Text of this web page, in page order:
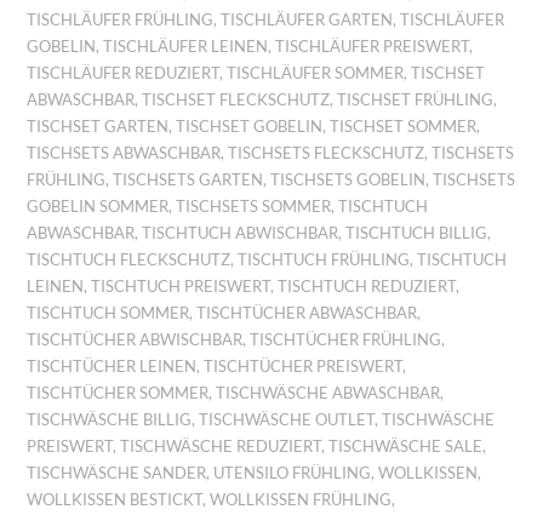
TISCHLÄUFER FRÜHLING,TISCHLÄUFER GARTEN ,TISCHLÄUFER
GOBELIN ,TISCHLÄUFER LEINEN ,TISCHLÄUFER PREISWERT,
TISCHLÄUFER REDUZIERT,TISCHLÄUFER SOMMER,TISCHSET
ABWASCHBAR,TISCHSET FLECKSCHUTZ,TISCHSET FRÜHLING,
TISCHSET GARTEN ,TISCHSET GOBELIN ,TISCHSET SOMMER,
TISCHSETS ABWASCHBAR,TISCHSETS FLECKSCHUTZ,TISCHSETS
FRÜHLING,TISCHSETS GARTEN ,TISCHSETS GOBELIN ,TISCHSETS
GOBELIN SOMMER,TISCHSETS SOMMER,TISCHTUCH
ABWASCHBAR,TISCHTUCH ABWISCHBAR,TISCHTUCH BILLIG,
TISCHTUCH FLECKSCHUTZ,TISCHTUCH FRÜHLING,TISCHTUCH
LEINEN ,TISCHTUCH PREISWERT,TISCHTUCH REDUZIERT,
TISCHTUCH SOMMER,TISCHTÜCHER ABWASCHBAR,
TISCHTÜCHER ABWISCHBAR,TISCHTÜCHER FRÜHLING,
TISCHTÜCHER LEINEN ,TISCHTÜCHER PREISWERT,
TISCHTÜCHER SOMMER,TISCHWÄSCHE ABWASCHBAR,
TISCHWÄSCHE BILLIG,TISCHWÄSCHE OUTLET,TISCHWÄSCHE
PREISWERT,TISCHWÄSCHE REDUZIERT,TISCHWÄSCHE SALE,
TISCHWÄSCHE SANDER, UTENSILO FRÜHLING,WOLLKISSEN ,
WOLLKISSEN BESTICKT,WOLLKISSEN FRÜHLING,